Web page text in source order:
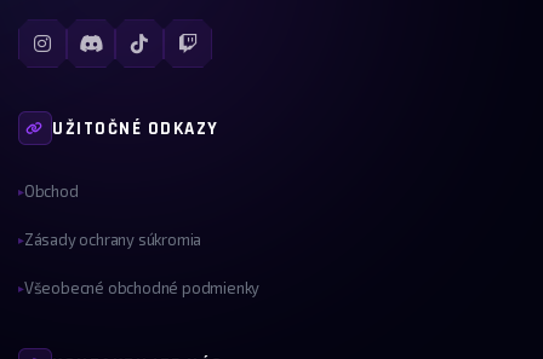
UŽITOČNÉ ODKAZY
▸Obchod
▸Zásady ochrany súkromia
▸Všeobecné obchodné podmienky